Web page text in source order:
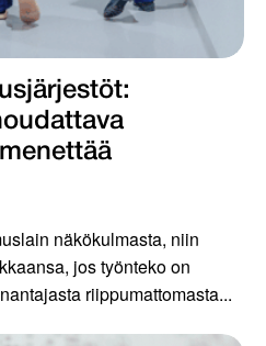
näkökulmasta, niin
jos työnteko on
riippumattomasta...